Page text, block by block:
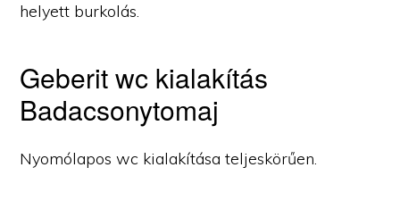
helyett burkolás.
Geberit wc kialakítás
Badacsonytomaj
Nyomólapos wc kialakítása teljeskörűen.